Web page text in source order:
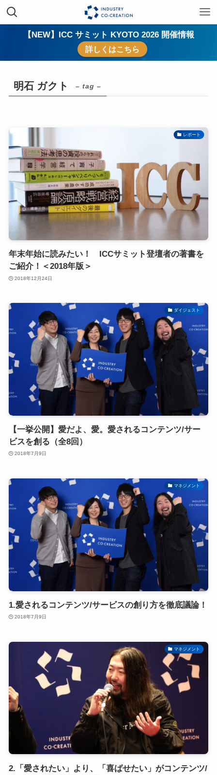
【NEW】ICC サミット KYOTO 2026 開催情報
詳しくはこちら
明石 ガクト – tag –
レポート
年末年始に読みたい！ ICCサミット登壇者の著書を
ご紹介！＜2018年版＞
2018年12月24日
ダイジェスト
【一挙公開】愛だよ、愛。愛されるコンテンツ/サー
ビスを創る（全8回）
2018年7月9日
マネジメント
1.愛されるコンテンツ/サービスの創り方を徹底議論！
2018年7月9日
マネジメント
2.「愛されたい」より、「喜ばせたい」がコンテンツ/